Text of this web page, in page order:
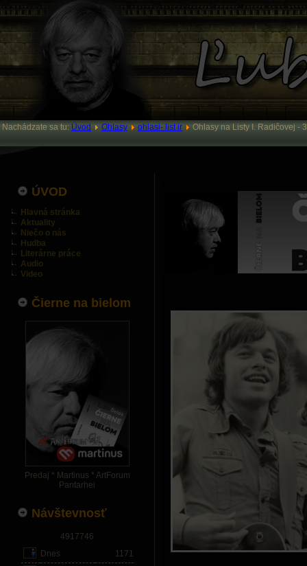
Nachádzate sa tu: Úvod Ohlasy ohlasi- list ir Ohlasy na Listy I. Radičovej - 3
ÚVOD
Hlavná stránka
Aktuality
Niečo o nás
Hudba
Literárne práce
Audio
Video
Čierne na bielom
Predaj * Martinus * ArtForum
Pantarhei
Návštevnosť
4917746
Dnes
1171